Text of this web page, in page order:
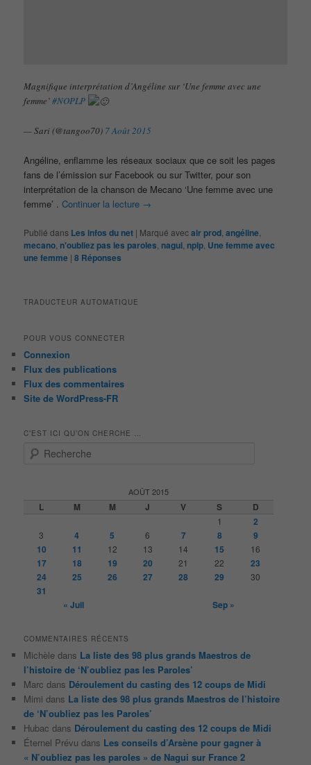
Magnifique interprétation d’Angéline sur ‘Une femme avec une
femme’#NOPLP
— Sari (@tangoo70) 7 Août 2015
Angéline, enflamme les réseaux sociaux que ce soit les pages
fans de l’émission sur Facebook ou sur Twitter, pour son
interprétation de la chanson de Mecano ‘Une femme avec une
femme’ .Continuer la lecture →
Publié dans Les infos du net | Marqué avecair prod ,angéline
mecano n'oubliez pas les paroles nagui nplp Une femme avec
une femme |8 Réponses
TRADUCTEUR AUTOMATIQUE
POUR VOUS CONNECTER
Connexion
Flux des publications
Flux des commentaires
Site de WordPress-FR
C’EST ICI QU’ON CHERCHE …
AOÛT 2015
L M M J V S D
1 2
3 4 5 6 7 8
9
10
11 12 13 14 15 16
17 18 19 20 21 22
23
24
25 26 27 28 29 30
31
« Juil
Sep »
COMMENTAIRES RÉCENTS
Michèle dans La liste des 98 plus grands Maestros de
l’histoire de ‘N’oubliez pas les Paroles’
Marc dans Déroulement du casting des 12 coups de Midi
Mimi dans La liste des 98 plus grands Maestros de l’histoire
de ‘N’oubliez pas les Paroles’
Hubac dans Déroulement du casting des 12 coups de Midi
Éternel Prévu dans Les conseils d’Arsène pour gagner à
« N’oubliez pas les paroles » de Nagui sur France 2